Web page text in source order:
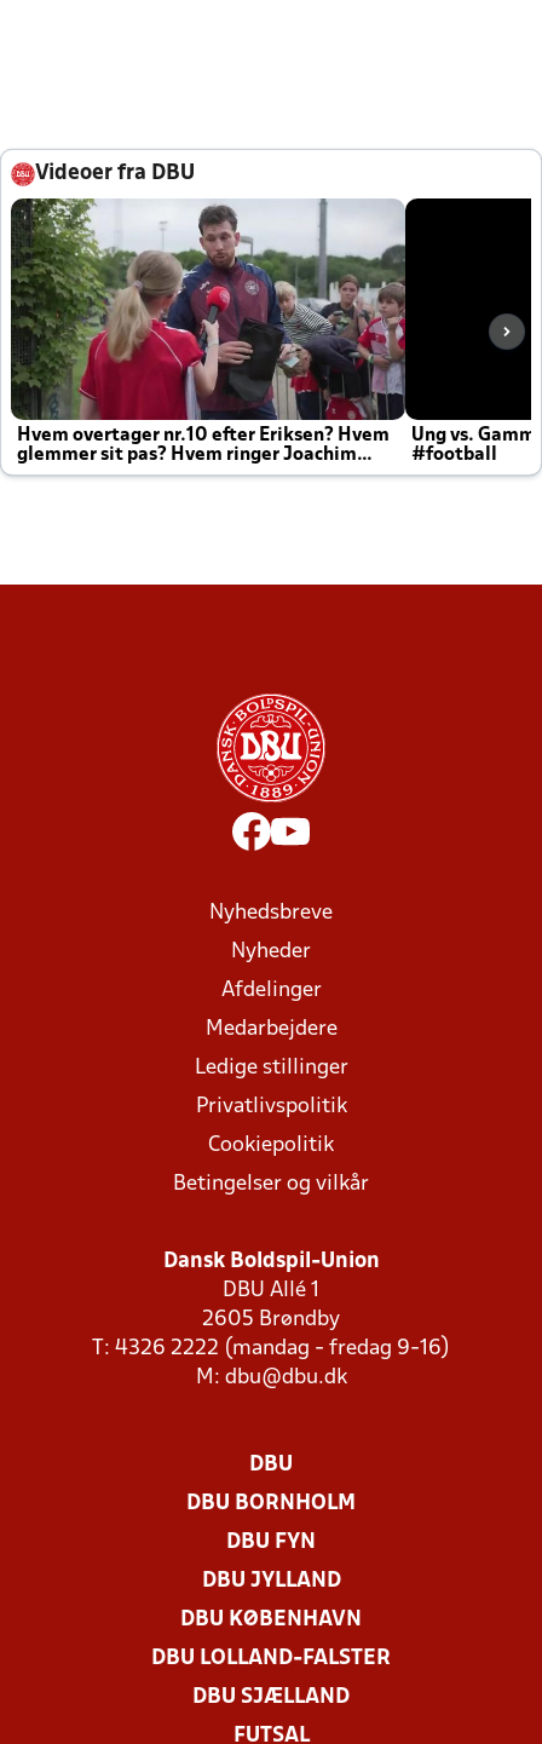
Videoer fra DBU
Hvem overtager nr.10 efter Eriksen? Hvem
glemmer sit pas? Hvem ringer Joachim
altid til efter kampe?
Ung vs.
#football
Nyhedsbreve
Nyheder
Afdelinger
Medarbejdere
Ledige stillinger
Privatlivspolitik
Cookiepolitik
Betingelser og vilkår
Dansk Boldspil-Union
DBU Allé 1
2605 Brøndby
T: 4326 2222 (mandag - fredag 9-16)
M: dbu@dbu.dk
DBU
DBU BORNHOLM
DBU FYN
DBU JYLLAND
DBU KØBENHAVN
DBU LOLLAND-FALSTER
DBU SJÆLLAND
FUTSAL